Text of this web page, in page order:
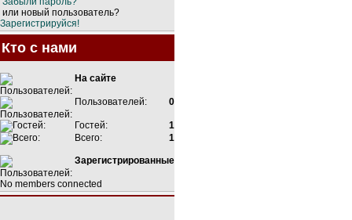
или новый пользователь?
Зарегистрируйся!
Кто с нами
На сайте
Пользователей: 0
Гостей:
1
Всего:
1
Зарегистрированные
No members connected